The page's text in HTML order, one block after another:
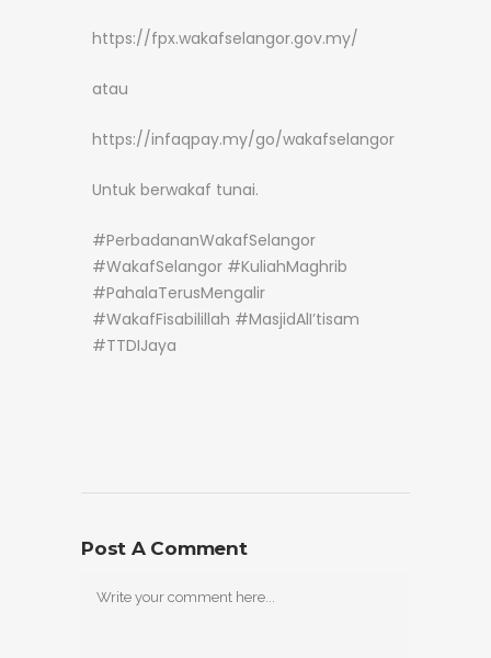
https://fpx.wakafselangor.gov.my/
atau
https://infaqpay.my/go/wakafselangor
Untuk berwakaf tunai.
#PerbadananWakafSelangor
#WakafSelangor #KuliahMaghrib
#PahalaTerusMengalir
#WakafFisabilillah #MasjidAlI’tisam
#TTDIJaya
Post A Comment